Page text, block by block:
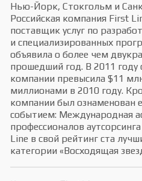
Нью-Йорк, Стокгольм и
Российская компания First
поставщик услуг по
и специализированных
объявила о более чем
прошедший год. В 2011 году
компании превысила $11
миллионами в 2010 году.
компании был
событием: Международная
профессионалов
Line в свой рейтинг ста
категории «Восходящая